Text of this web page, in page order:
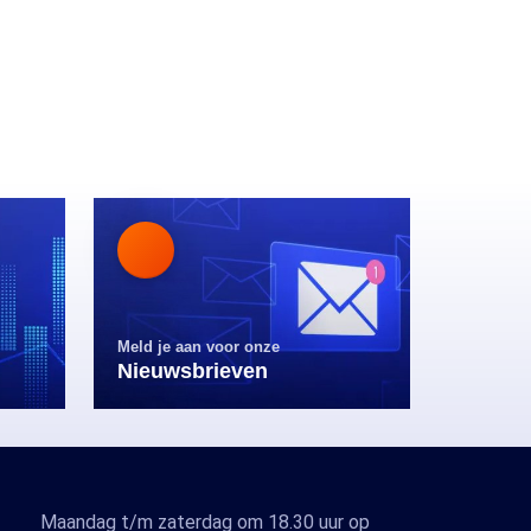
Meld je aan voor onze
Nieuwsbrieven
Maandag t/m zaterdag om 18.30 uur op